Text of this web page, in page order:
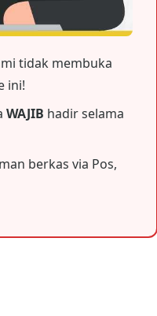
tidak membuka
ini!
WAJIB hadir selama
berkas via Pos,